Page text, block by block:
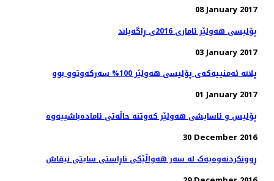
08 January 2017
پۆلیسی هەولێر ئاماری 2016ی ڕاگەیاند
03 January 2017
پلانە ئەمنییەكەی پۆلیسی هەولێر 100% سەركەوتوو بوو
01 January 2017
پۆلیس و ئاسایشی هەولێر كەوتنە حاڵەتی ئامادەباشییەوە
30 December 2016
ڕوونکردنەوەیەک لە سەر هەواڵێکی ناڕاستی سایتی نیقاش